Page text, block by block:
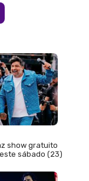
show gratuito
sábado (23)